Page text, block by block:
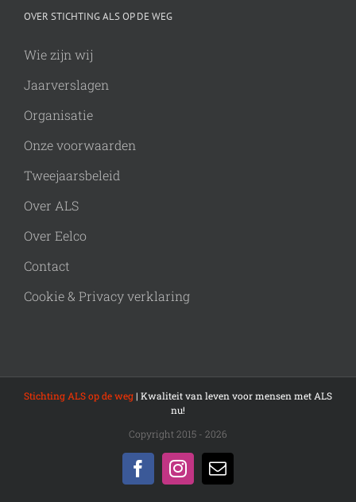
OVER STICHTING ALS OP DE WEG
Wie zijn wij
Jaarverslagen
Organisatie
Onze voorwaarden
Tweejaarsbeleid
Over ALS
Over Eelco
Contact
Cookie & Privacy verklaring
Stichting ALS op de weg| Kwaliteit van leven voor mensen met ALS
nu!
Copyright 2015 - 2026
FacebookInstagram
E-